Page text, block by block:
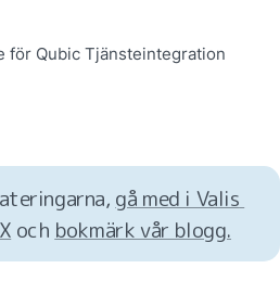
för Qubic Tjänsteintegration
gå med i Valis
och bokmärk vår blogg.